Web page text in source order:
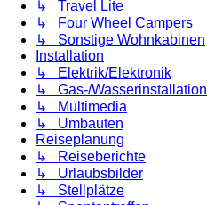
↳ Travel Lite
↳ Four Wheel Campers
↳ Sonstige Wohnkabinen
Installation
↳ Elektrik/Elektronik
↳ Gas-/Wasserinstallation
↳ Multimedia
↳ Umbauten
Reiseplanung
↳ Reiseberichte
↳ Urlaubsbilder
↳ Stellplätze